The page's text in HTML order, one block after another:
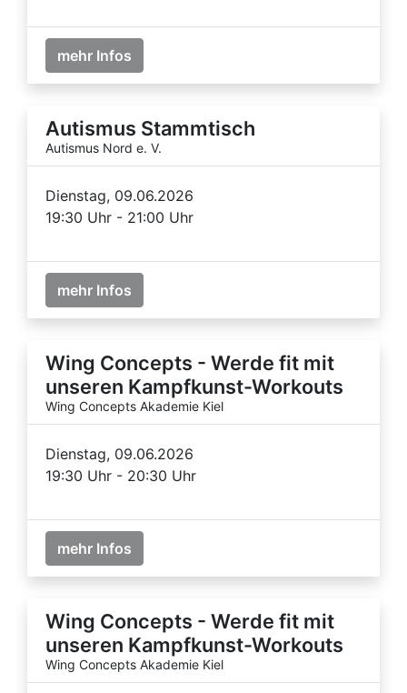
mehr Infos
Autismus Stammtisch
Autismus Nord e. V.
Dienstag, 09.06.2026
19:30 Uhr - 21:00 Uhr
mehr Infos
Wing Concepts - Werde fit mit
unseren Kampfkunst-Workouts
Wing Concepts Akademie Kiel
Dienstag, 09.06.2026
19:30 Uhr - 20:30 Uhr
mehr Infos
Wing Concepts - Werde fit mit
unseren Kampfkunst-Workouts
Wing Concepts Akademie Kiel